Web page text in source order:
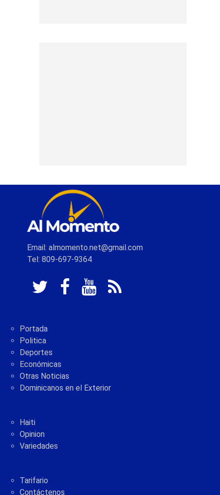
Email: almomento.net@gmail.com
Tel: 809-697-9364
Portada
Politica
Deportes
Económicas
Otras Noticias
Dominicanos en el Exterior
Haiti
Opinion
Variedades
Tarifario
Contáctenos